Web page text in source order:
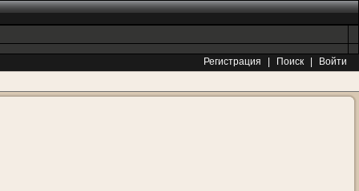
Регистрация Поиск
Войти